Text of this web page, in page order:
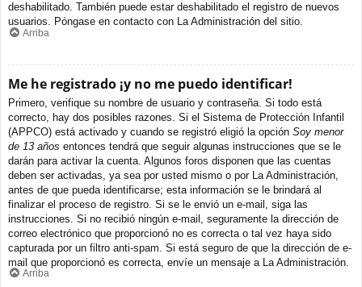
deshabilitado. También puede estar deshabilitado el registro de nuevos
usuarios. Póngase en contacto con La Administración del sitio.
Arriba
Me he registrado ¡y no me puedo identificar!
Primero, verifique su nombre de usuario y contraseña. Si todo está
correcto, hay dos posibles razones. Si el Sistema de Protección Infantil
(APPCO) está activado y cuando se registró eligió la opción Soy menor
de 13 años entonces tendrá que seguir algunas instrucciones que se le
darán para activar la cuenta. Algunos foros disponen que las cuentas
deben ser activadas, ya sea por usted mismo o por La Administración,
antes de que pueda identificarse; esta información se le brindará al
finalizar el proceso de registro. Si se le envió un e-mail, siga las
instrucciones. Si no recibió ningún e-mail, seguramente la dirección de
correo electrónico que proporcionó no es correcta o tal vez haya sido
capturada por un filtro anti-spam. Si está seguro de que la dirección de e-
mail que proporcionó es correcta, envíe un mensaje a La Administración.
Arriba